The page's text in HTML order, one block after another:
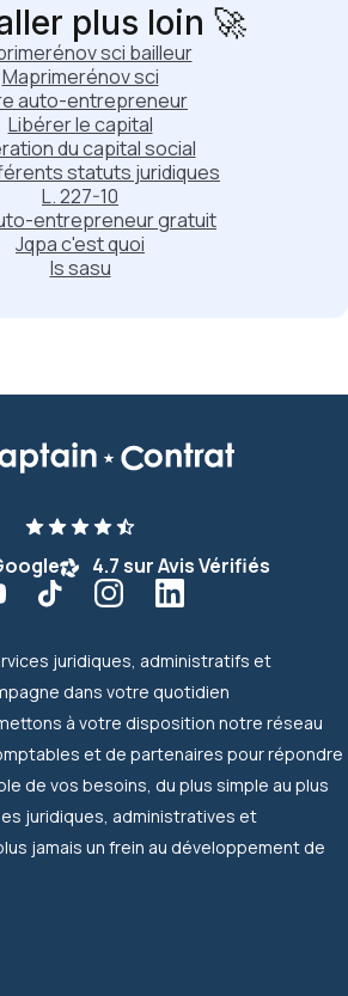
plus loin 🚀
sci bailleur
Maprimerénov sci
auto-entrepreneur
Libérer le capital
du capital social
statuts juridiques
L. 227-10
entrepreneur gratuit
Jqpa c'est quoi
Is sasu
4.7 sur Avis Vérifiés
juridiques, administratifs et
dans votre quotidien
à votre disposition notre réseau
et de partenaires pour répondre
de vos besoins, du plus simple au plus
juridiques, administratives et
jamais un frein au développement de